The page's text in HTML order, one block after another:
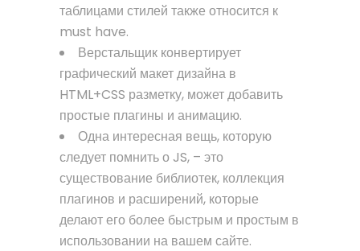
таблицами стилей также относится к
must have.
Верстальщик конвертирует
графический макет дизайна в
HTML+CSS разметку, может добавить
простые плагины и анимацию.
Одна интересная вещь, которую
следует помнить о JS, – это
существование библиотек, коллекция
плагинов и расширений, которые
делают его более быстрым и простым в
использовании на вашем сайте.